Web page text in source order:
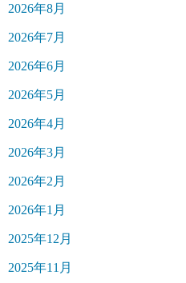
2026年8月
2026年7月
2026年6月
2026年5月
2026年4月
2026年3月
2026年2月
2026年1月
2025年12月
2025年11月